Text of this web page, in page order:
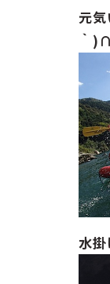
元
｀
水